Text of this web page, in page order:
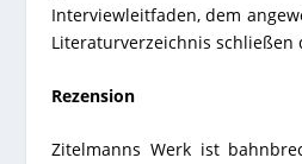
Interviewleitfaden, dem
Literaturverzeichnis schließen
Rezension
Zitelmanns Werk ist